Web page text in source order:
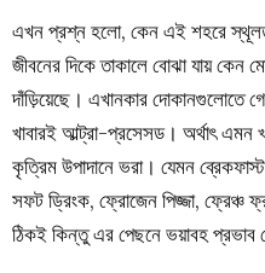
এখন প্রশ্ন হলো, কেন এই শহরে
জীবনের দিকে তাকালে বোঝা যায় কেন
দাঁড়িয়েছে। এখানকার দোকানগুলোতে
খাবারই আল্ট্রা-প্রসেসড। অর্থাৎ এমন
কৃত্রিম উপাদানে ভরা। যেমন
সফট ড্রিংক, ফ্রোজেন পিজ্জা, ফ্রেঞ্চ
ঠিকই কিন্তু এর পেছনে ভয়াবহ প্রভাব